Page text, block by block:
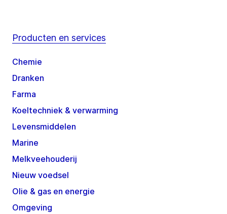
Producten en services
Chemie
Dranken
Farma
Koeltechniek & verwarming
Levensmiddelen
Marine
Melkveehouderij
Nieuw voedsel
Olie & gas en energie
Omgeving